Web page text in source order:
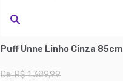
Puff Unne Linho Cinza 85cm
De:R$ 1.389,99